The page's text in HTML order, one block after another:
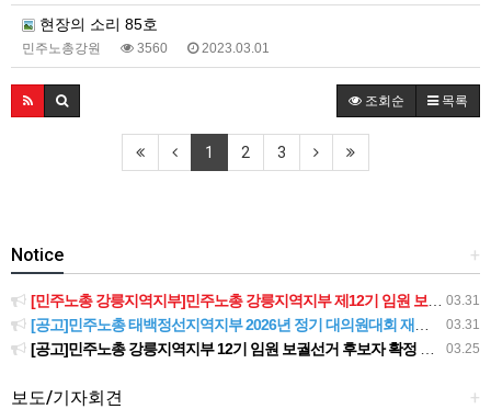
현장의 소리 85호
민주노총강원 3560 2023.03.01
조회순 목록
1 2 3
+
Notice
03.31
[민주노총 강릉지역지부]민주노총 강릉지역지부 제12기 임원 보궐선거결과 공고
03.31
[공고]민주노총 태백정선지역지부 2026년 정기 대의원대회 재소집 건
03.25
[공고]민주노총 강릉지역지부 12기 임원 보궐선거 후보자 확정 공고
+
보도/기자회견